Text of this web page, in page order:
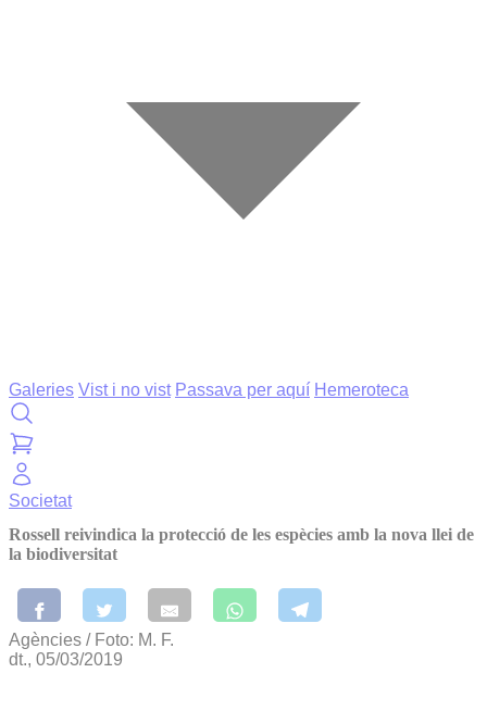
Galeries Vist i no vist Passava per aquí Hemeroteca
Societat
Rossell reivindica la protecció de les espècies amb la nova llei de
la biodiversitat
Agències / Foto: M. F.
dt., 05/03/2019